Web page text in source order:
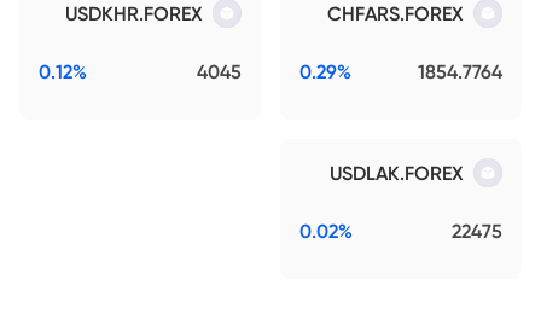
CHFARS.FOREX
1854.7764
0.29%
USDKHR.FOREX
4045
0.12%
USDLAK.FOREX
22475
0.02%